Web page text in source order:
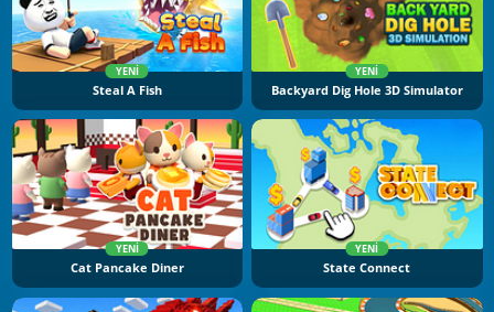
YENI
Steal A Fish
YENI
Backyard Dig Hole 3D Simulator
YENI
Cat Pancake Diner
YENI
State Connect